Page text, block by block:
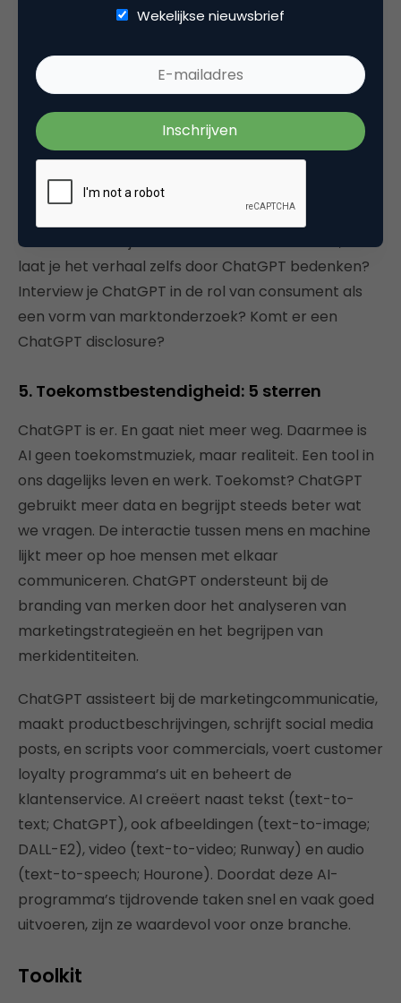
Als de ontwikkelingen in dit tempo door blijven
gaan, groeit de aandacht en de relevantie van
ChatGPT in steeds meer contexten. Vrijwel elke op
AI gebaseerde innovatie, zoals Deep Fakes, leidt tot
‘technopanic’ over kwalijke gevolgen. Voor onze
branche roept het juist ook prikkelende vragen op
over toepassingen: laat je ChatGPT meedenken
over ideeën die je hebt voor een merkverhaal, of
laat je het verhaal zelfs door ChatGPT bedenken?
Interview je ChatGPT in de rol van consument als
een vorm van marktonderzoek? Komt er een
ChatGPT disclosure?
5. Toekomstbestendigheid: 5 sterren
ChatGPT is er. En gaat niet meer weg. Daarmee is
AI geen toekomstmuziek, maar realiteit. Een tool in
ons dagelijks leven en werk. Toekomst? ChatGPT
gebruikt meer data en begrijpt steeds beter wat
we vragen. De interactie tussen mens en machine
lijkt meer op hoe mensen met elkaar
communiceren. ChatGPT ondersteunt bij de
branding van merken door het analyseren van
marketingstrategieën en het begrijpen van
merkidentiteiten.
ChatGPT assisteert bij de marketingcommunicatie,
maakt productbeschrijvingen, schrijft social media
posts, en scripts voor commercials, voert customer
loyalty programma’s uit en beheert de
klantenservice. AI creëert naast tekst (text-to-
text; ChatGPT), ook afbeeldingen (text-to-image;
DALL-E2), video (text-to-video; Runway) en audio
(text-to-speech; Hourone). Doordat deze AI-
programma’s tijdrovende taken snel en vaak goed
uitvoeren, zijn ze waardevol voor onze branche.
Toolkit
Wekelijkse nieuwsbrief